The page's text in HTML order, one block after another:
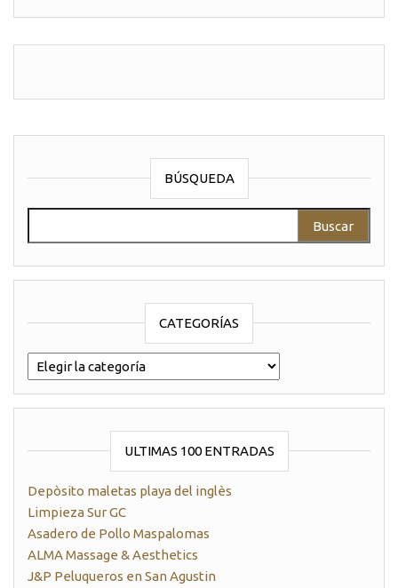
BÚSQUEDA
CATEGORÍAS
categorías
ULTIMAS 100 ENTRADAS
Depòsito maletas playa del inglès
Limpieza Sur GC
Asadero de Pollo Maspalomas
ALMA Massage & Aesthetics
J&P Peluqueros en San Agustin